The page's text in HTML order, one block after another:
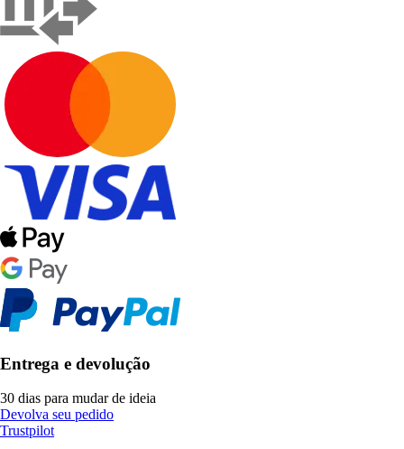
Entrega e devolução
30 dias para mudar de ideia
Devolva seu pedido
Trustpilot